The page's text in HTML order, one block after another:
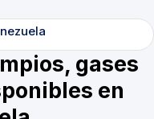
gases
en